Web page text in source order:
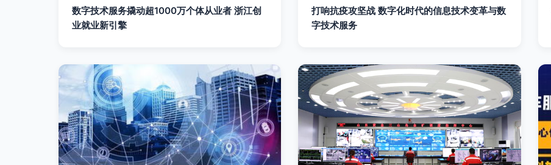
数字技术服务撬动超1000万个体从业者 浙江创
业就业新引擎
打响抗疫攻坚战 数字化时代的信息技术变革与数
字技术服务